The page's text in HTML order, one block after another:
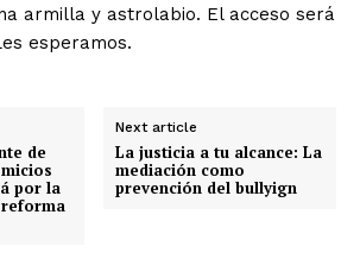
armilla y astrolabio. El acceso será
esperamos.
de
por la
Next article
La justicia a tu alcance: La
mediación como
prevención del bullyign